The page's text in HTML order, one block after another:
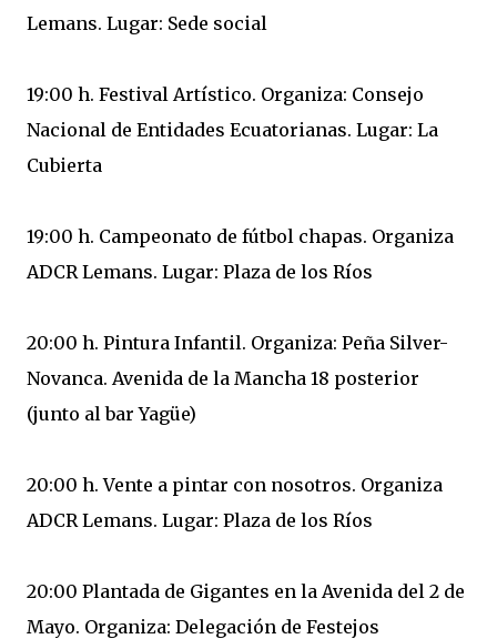
Lemans. Lugar: Sede social
19:00 h. Festival Artístico. Organiza: Consejo
Nacional de Entidades Ecuatorianas. Lugar: La
Cubierta
19:00 h. Campeonato de fútbol chapas. Organiza
ADCR Lemans. Lugar: Plaza de los Ríos
20:00 h. Pintura Infantil. Organiza: Peña Silver-
Novanca. Avenida de la Mancha 18 posterior
(junto al bar Yagüe)
20:00 h. Vente a pintar con nosotros. Organiza
ADCR Lemans. Lugar: Plaza de los Ríos
20:00 Plantada de Gigantes en la Avenida del 2 de
Mayo. Organiza: Delegación de Festejos